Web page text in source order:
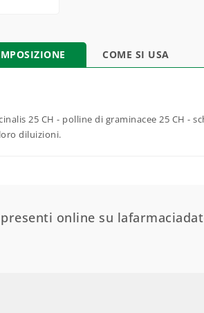
COME SI USA
25 CH - polline di graminacee 25 CH -
diluizioni.
online su